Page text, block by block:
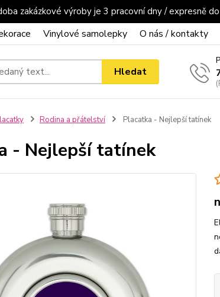
zakázkové výroby je 3 pracovní dny / expresně
Vinylové samolepky O nás / kontakty
Hledat
Rodina a přátelství Placatka - Nejlepší tatínek
- Nejlepší tatínek